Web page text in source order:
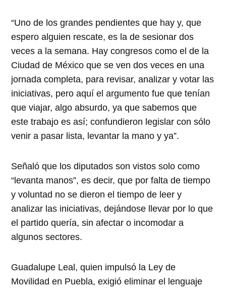
“Uno de los grandes pendientes que hay y, que
espero alguien rescate, es la de sesionar dos
veces a la semana. Hay congresos como el de la
Ciudad de México que se ven dos veces en una
jornada completa, para revisar, analizar y votar las
iniciativas, pero aquí el argumento fue que tenían
que viajar, algo absurdo, ya que sabemos que
este trabajo es así; confundieron legislar con sólo
venir a pasar lista, levantar la mano y ya”.
Señaló que los diputados son vistos solo como
“levanta manos”, es decir, que por falta de tiempo
y voluntad no se dieron el tiempo de leer y
analizar las iniciativas, dejándose llevar por lo que
el partido quería, sin afectar o incomodar a
algunos sectores.
Guadalupe Leal, quien impulsó la Ley de
Movilidad en Puebla, exigió eliminar el lenguaje